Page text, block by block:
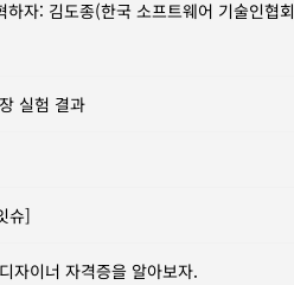
실험 결과
슈]
자이너 자격증을 알아보자.